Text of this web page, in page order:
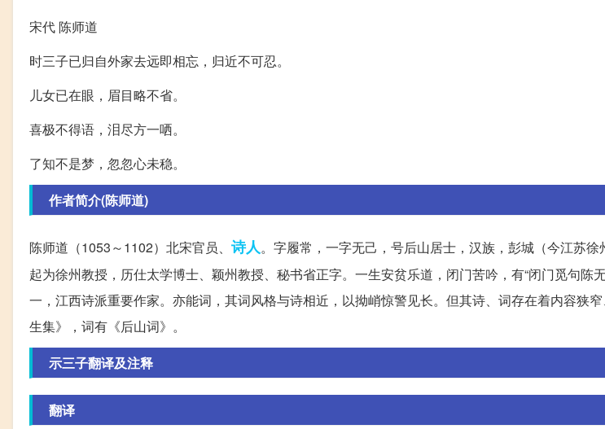
宋代 陈师道
时三子已归自外家去远即相忘，归近不可忍。
儿女已在眼，眉目略不省。
喜极不得语，泪尽方一哂。
了知不是梦，忽忽心未稳。
作者简介(陈师道)
陈师道（1053～1102）北宋官员、 诗人。字履常，一字无己，号后山居士，汉族，彭城（今江苏徐
起为徐州教授，历仕太学博士、颖州教授、秘书省正字。一生安贫乐道，闭门苦吟，有“闭门觅句陈
一，江西诗派重要作家。亦能词，其词风格与诗相近，以拗峭惊警见长。但其诗、词存在着内容狭
生集》，词有《后山词》。
示三子翻译及注释
翻译